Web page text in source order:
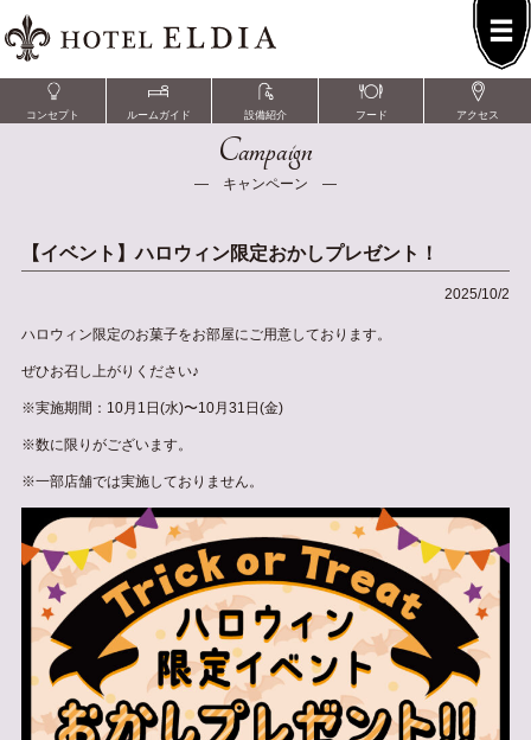
コンセプト ルームガイド 設備紹介 フード アクセス
Campaign
― キャンペーン ―
【イベント】ハロウィン限定おかしプレゼント！
2025/10/2
ハロウィン限定のお菓子をお部屋にご用意しております。
ぜひお召し上がりください♪
※実施期間：10月1日(水)〜10月31日(金)
※数に限りがございます。
※一部店舗では実施しておりません。